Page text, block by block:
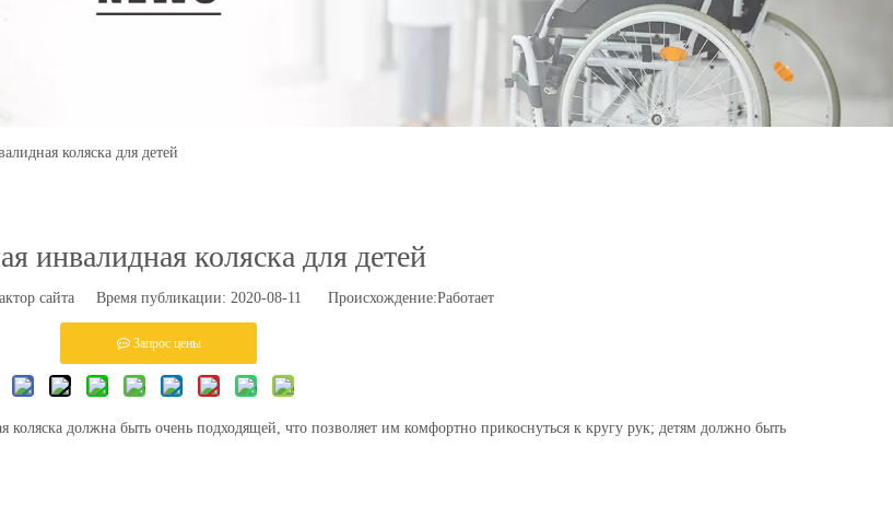
коляска для детей
инвалидная коляска для детей
сайта Время публикации: 2020-08-11 Происхождение:Работает
Запрос цены
должна быть очень подходящей, что позволяет им комфортно прикоснуться к кругу рук; детям должно быть